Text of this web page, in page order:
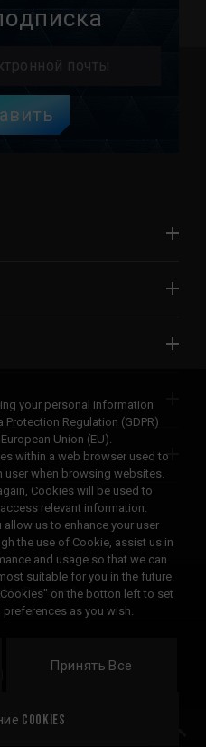
Reserved.
United
your personal information
Regulation (GDPR)
Union (EU).
within a web browser used to
user when browsing websites.
Cookies will be used to
relevant information.
us to enhance your user
the use of Cookie, assist us in
and usage so that we can
suitable for you in the future.
on the botton left to set
as you wish.
Принять Все
Cookies